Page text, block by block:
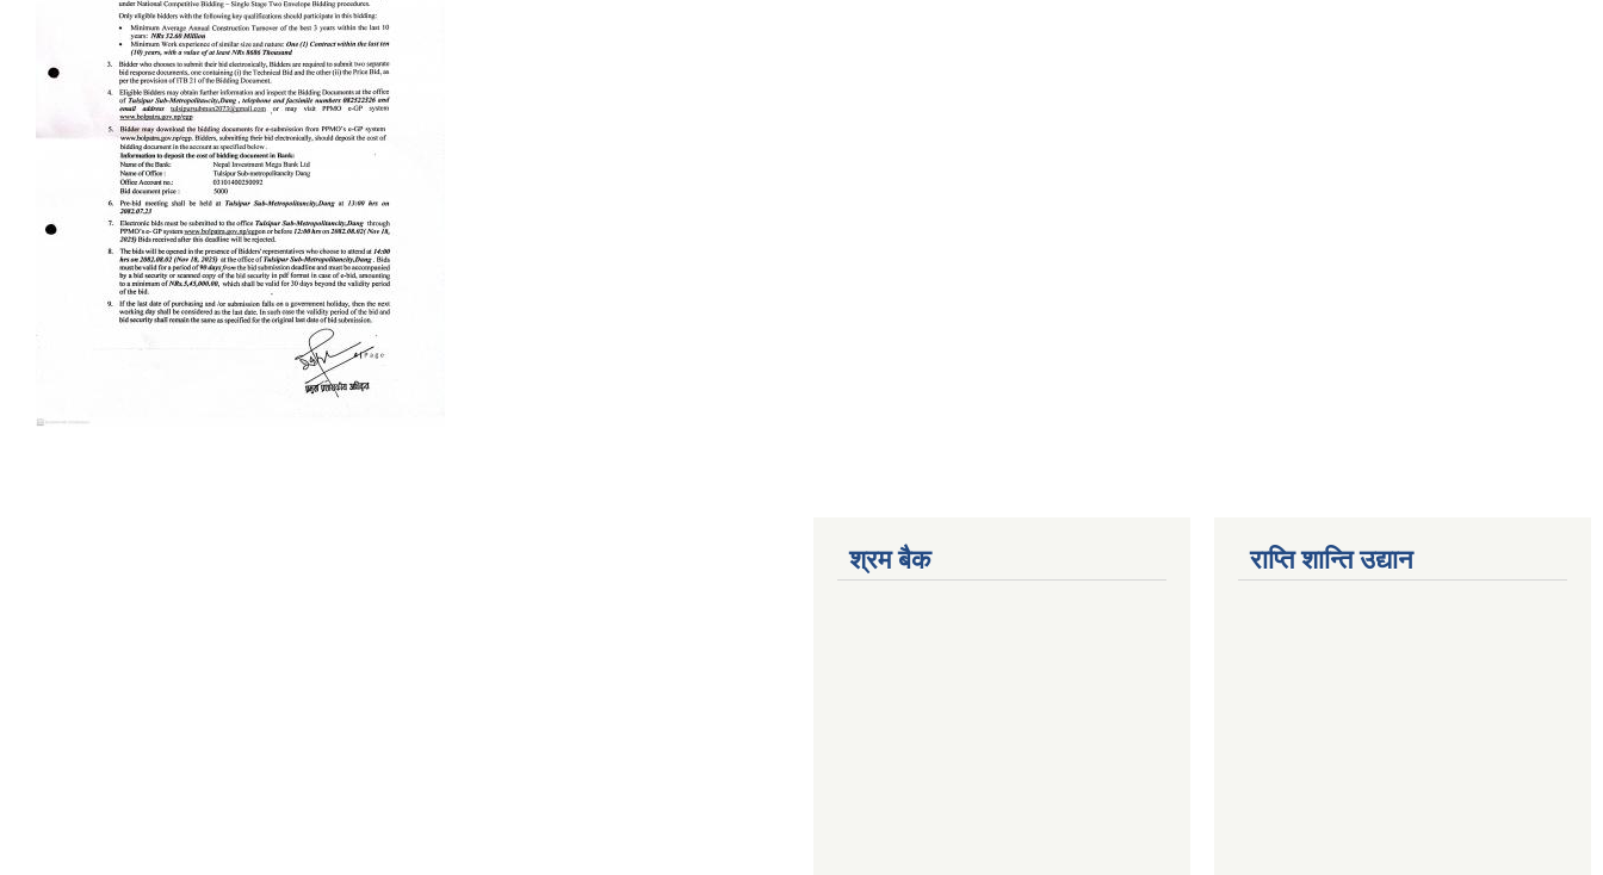
श्रम बैक राप्ति शान्ति उद्यान